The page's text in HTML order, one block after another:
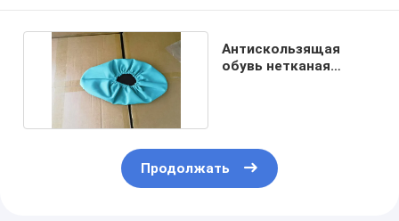
Антискользящая
обувь нетканая
Продолжать